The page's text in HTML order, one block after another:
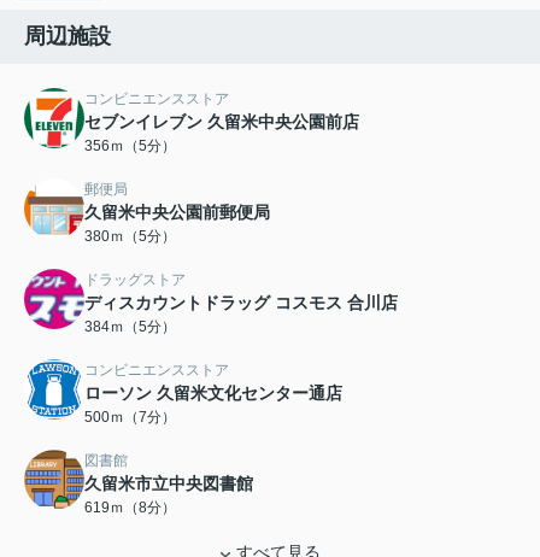
周辺施設
コンビニエンスストア
セブンイレブン 久留米中央公園前店
356ｍ（5分）
郵便局
久留米中央公園前郵便局
380ｍ（5分）
ドラッグストア
ディスカウントドラッグ コスモス 合川店
384ｍ（5分）
コンビニエンスストア
ローソン 久留米文化センター通店
500ｍ（7分）
図書館
久留米市立中央図書館
619ｍ（8分）
すべて見る